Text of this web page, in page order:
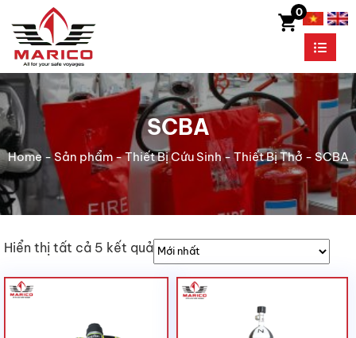
0
SCBA
Home-Sản phẩm-Thiết Bị Cứu Sinh-Thiết Bị Thở - SCBA
Hiển thị tất cả 5 kết quả